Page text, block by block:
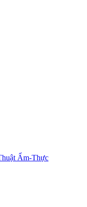
Ẩm-Thực